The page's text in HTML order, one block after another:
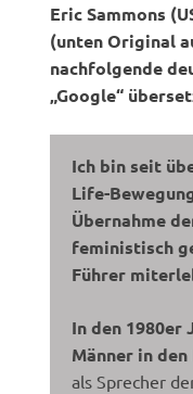
Eric Sammons
(unten Original
nachfolgende
„Google“
Ich bin seit
Life-
Übernahme
feministisch
Führer
In den 1980er
Männer in
als Sprecher